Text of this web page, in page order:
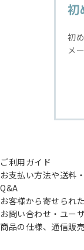
初
初
メ
ご利用ガイド
お支払い方法や送料
Q&A
お客様から寄せられ
お問い合わせ・ユー
商品の仕様、通信販